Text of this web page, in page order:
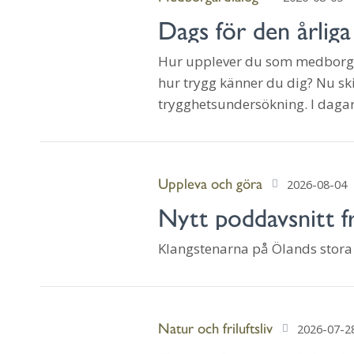
Dags för den
Hur upplever du som
hur trygg känner du dig? Nu
trygghetsundersökning. I
Uppleva och göra 2026-08-04
Nytt poddavsnitt
Klangstenarna på Ölands
Natur och friluftsliv 2026-07-